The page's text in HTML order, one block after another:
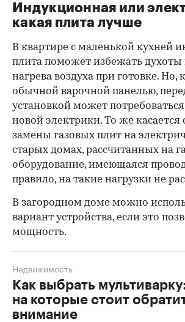
Индукционная или
какая плита лучше
В квартире с маленькой кухней
плита поможет избежать духоты
нагрева воздуха при готовке. Но,
обычной варочной панелью,
установкой может
новой электрики. То же касается
замены газовых плит на
старых домах, рассчитанных на
оборудование, имеющаяся
правило, на такие нагрузки не
В загородном доме можно
вариант устройства, если это
мощность.
Как выбрать
на которые стоит
внимание
Недвижимость